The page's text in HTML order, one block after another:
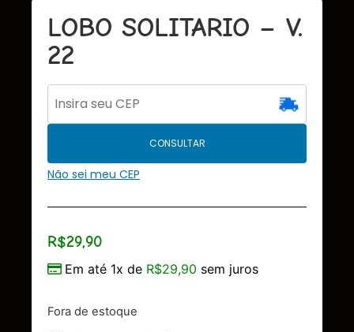
LOBO SOLITARIO – V.
22
CONSULTAR
Não sei meu CEP
R$29,90
Em até 1x de R$29,90 sem juros
Fora de estoque